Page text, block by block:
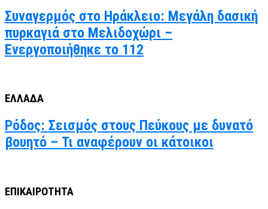
Συναγερμός στο Ηράκλειο: Μεγάλη δασική
πυρκαγιά στο Μελιδοχώρι –
Ενεργοποιήθηκε το 112
ΕΛΛΑΔΑ
Ρόδος: Σεισμός στους Πεύκους με δυνατό
βουητό – Τι αναφέρουν οι κάτοικοι
ΕΠΙΚΑΙΡΟΤΗΤΑ